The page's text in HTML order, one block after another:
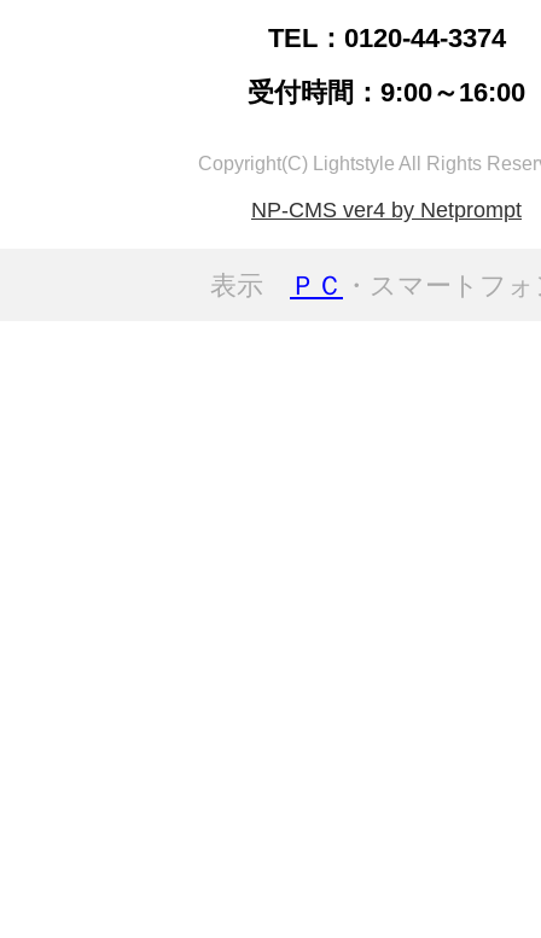
TEL：0120-44-3374
受付時間：9:00～16:00
Copyright(C) Lightstyle All Rights
NP-CMS ver4 by Netprompt
表示 ＰＣ ・スマートフ